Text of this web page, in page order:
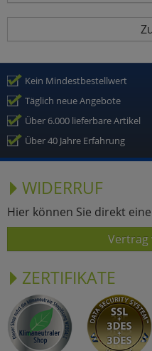
Kein Mindestbestellwert
Täglich neue Angebote
Über 6.000 lieferbare Artikel
Über 40 Jahre Erfahrung
WIDERRUF
Hier können Sie direkt
Vertrag
ZERTIFIKATE